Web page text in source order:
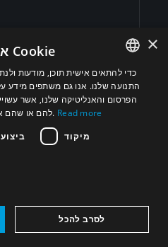
איראן (3)
נשק ביולוגי(
3
)
ENGLISH
ARABIC
× אתר זה משתמש בקובצי Cookie
התנועה שלנו. אנו גם משתפים מידע
הפרסום והאנליטיקה שלנו, אשר
להם או שהם אספו מהשימוש שלך בשירותים שלהם. Read more
מיקוד
לסרב להכל